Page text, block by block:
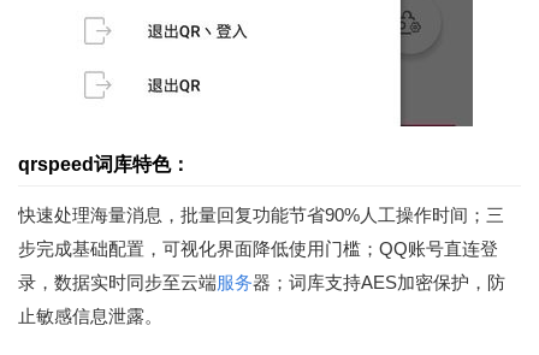
qrspeed词库特色：
快速处理海量消息，批量回复功能节省90%人工操作时间；三
步完成基础配置，可视化界面降低使用门槛；QQ账号直连登
录，数据实时同步至云端服务器；词库支持AES加密保护，防
止敏感信息泄露。